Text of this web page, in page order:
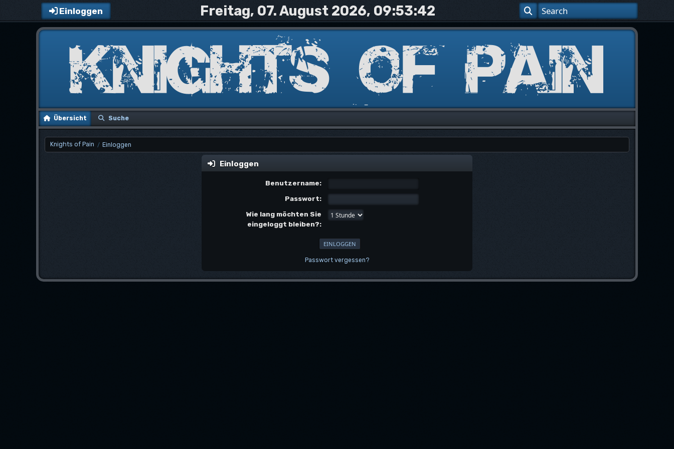
Einloggen Freitag, 07. August 2026, 09:53:42
Übersicht Suche
Knights of Pain / Einloggen
Einloggen
Benutzername:
Passwort:
Wie lang möchten Sie
eingeloggt bleiben?:
Passwort vergessen?